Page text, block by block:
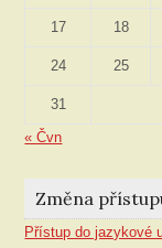
17 18
24 25
31
« Čvn
Změna
Přístup do jazykové